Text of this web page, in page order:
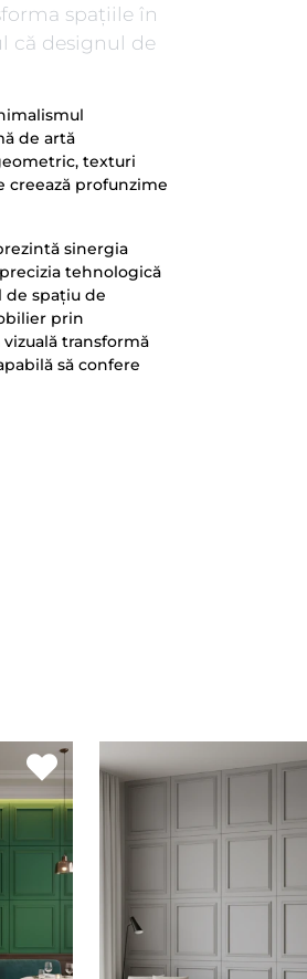
spațiile în
că designul de
de artă
texturi
creează profunzime
sinergia
tehnologică
de spațiu de
prin
transformă
să confere